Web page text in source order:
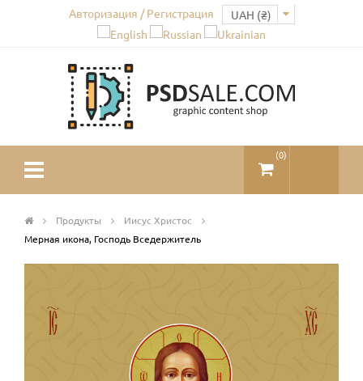
Авторизация / Регистрация
(0)
Продукты
Иисус Христос
Мерная икона, Господь Вседержитель